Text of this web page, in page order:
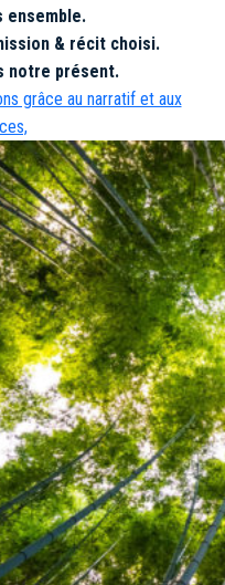
ensemble.
& récit choisi.
notre présent.
grâce au narratif et aux